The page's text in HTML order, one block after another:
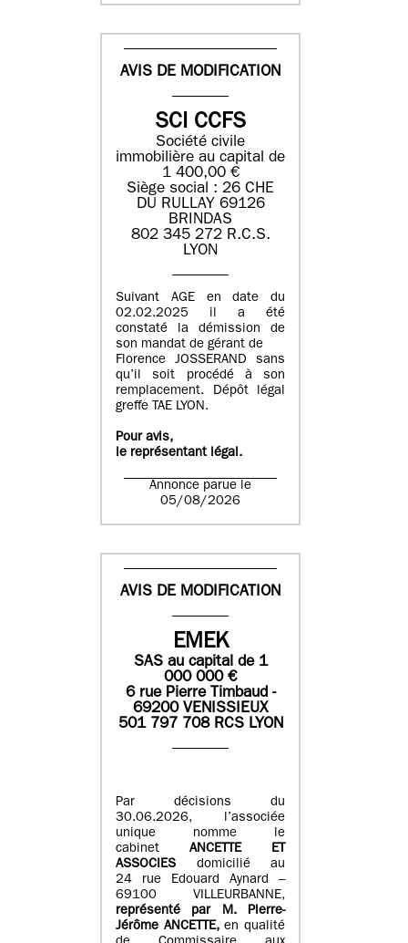
AVIS DE MODIFICATION
SCI CCFS
Société civile
immobilière au capital de
1 400,00 €
Siège social : 26 CHE
DU RULLAY 69126
BRINDAS
802 345 272 R.C.S.
LYON
Suivant AGE en date du
02.02.2025 il a été
constaté la démission de
son mandat de gérant de
Florence JOSSERAND sans
qu’il soit procédé à son
remplacement. Dépôt légal
greffe TAE LYON.
Pour avis,
le représentant légal.
Annonce parue le
05/08/2026
AVIS DE MODIFICATION
EMEK
SASau capital de 1
000 000€
6 rue Pierre Timbaud -
69200 VENISSIEUX
501 797 708 RCS LYON
Par décisions du
30.06.2026, l’associée
unique nomme le
cabinet ANCETTE ET
ASSOCIES
domicilié au
24 rue Edouard Aynard –
69100 VILLEURBANNE,
représenté par M.Pierre-
Jérôme ANCETTE, en qualité